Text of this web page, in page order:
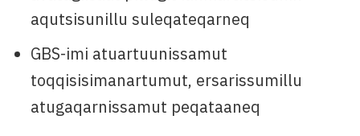
aqutsisunillu suleqateqarneq
GBS-imi atuartuunissamut
toqqisisimanartumut, ersarissumillu
atugaqarnissamut peqataaneq